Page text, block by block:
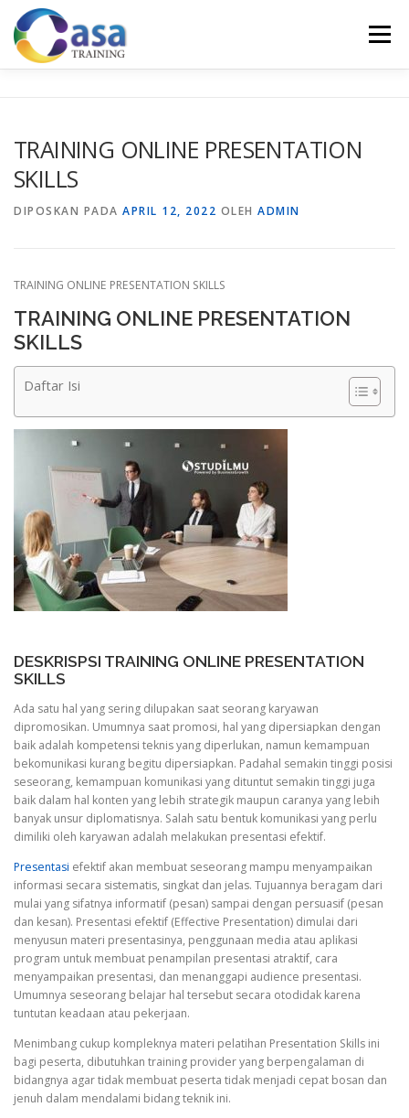
Lompat
konten
Menu
KONTAK KAMI
TRAINING ONLINE PRESENTATION
SKILLS
DIPOSKAN PADA APRIL 12, 2022 OLEH ADMIN
TRAINING ONLINE PRESENTATION SKILLS
TRAINING ONLINE PRESENTATION
SKILLS
Daftar Isi
DESKRISPSI TRAINING ONLINE PRESENTATION
SKILLS
Ada satu hal yang sering dilupakan saat seorang karyawan
dipromosikan. Umumnya saat promosi, hal yang dipersiapkan dengan
baik adalah kompetensi teknis yang diperlukan, namun kemampuan
bekomunikasi kurang begitu dipersiapkan. Padahal semakin tinggi posisi
seseorang, kemampuan komunikasi yang dituntut semakin tinggi juga
baik dalam hal konten yang lebih strategik maupun caranya yang lebih
banyak unsur diplomatisnya. Salah satu bentuk komunikasi yang perlu
dimiliki oleh karyawan adalah melakukan presentasi efektif.
Presentasi efektif akan membuat seseorang mampu menyampaikan
informasi secara sistematis, singkat dan jelas. Tujuannya beragam dari
mulai yang sifatnya informatif (pesan) sampai dengan persuasif (pesan
dan kesan). Presentasi efektif (Effective Presentation) dimulai dari
menyusun materi presentasinya, penggunaan media atau aplikasi
program untuk membuat penampilan presentasi atraktif, cara
menyampaikan presentasi, dan menanggapi audience presentasi.
Umumnya seseorang belajar hal tersebut secara otodidak karena
tuntutan keadaan atau pekerjaan.
Menimbang cukup kompleknya materi pelatihan Presentation Skills ini
bagi peserta, dibutuhkan training provider yang berpengalaman di
bidangnya agar tidak membuat peserta tidak menjadi cepat bosan dan
jenuh dalam mendalami bidang teknik ini.